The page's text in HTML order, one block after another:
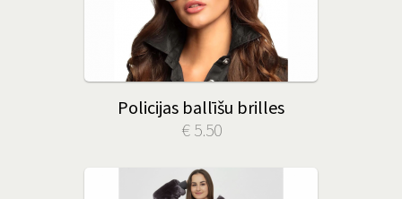
Policijas ballīšu brilles
€ 5.50